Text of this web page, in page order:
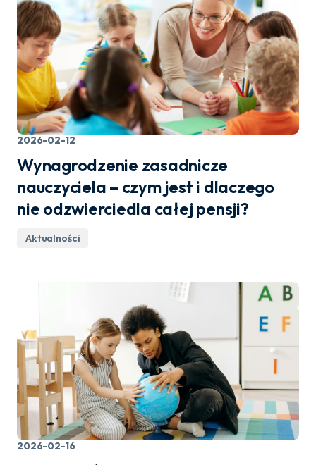
2026-02-12
Wynagrodzenie zasadnicze
nauczyciela – czym jest i dlaczego
nie odzwierciedla całej pensji?
Aktualności
2026-02-16